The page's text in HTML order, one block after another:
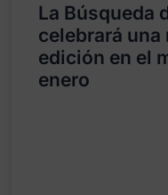
La Búsqueda
celebrará una
edición en el
enero